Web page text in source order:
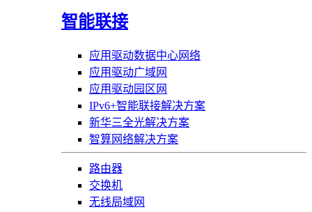
智能联接
应用驱动数据中心网络
应用驱动广域网
应用驱动园区网
IPv6+智能联接解决方案
新华三全光解决方案
智算网络解决方案
路由器
交换机
无线局域网